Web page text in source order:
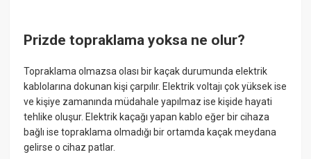
Prizde topraklama yoksa ne olur?
Topraklama olmazsa olası bir kaçak durumunda elektrik
kablolarına dokunan kişi çarpılır. Elektrik voltajı çok yüksek ise
ve kişiye zamanında müdahale yapılmaz ise kişide hayati
tehlike oluşur. Elektrik kaçağı yapan kablo eğer bir cihaza
bağlı ise topraklama olmadığı bir ortamda kaçak meydana
gelirse o cihaz patlar.